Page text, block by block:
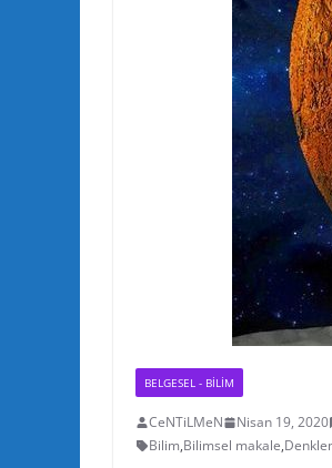
BELGESEL - BILIM
CeNTiLMeN Nisan 19, 2020
Bilim,Bilimsel makale,